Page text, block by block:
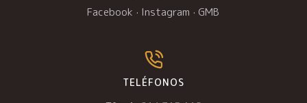
Facebook · Instagram · GMB
TELÉFONOS